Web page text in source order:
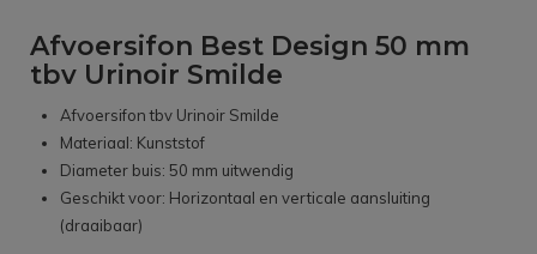
Afvoersifon Best Design 50 mm
tbv Urinoir Smilde
Afvoersifon tbv Urinoir Smilde
Materiaal: Kunststof
Diameter buis: 50 mm uitwendig
Geschikt voor: Horizontaal en verticale aansluiting
(draaibaar)